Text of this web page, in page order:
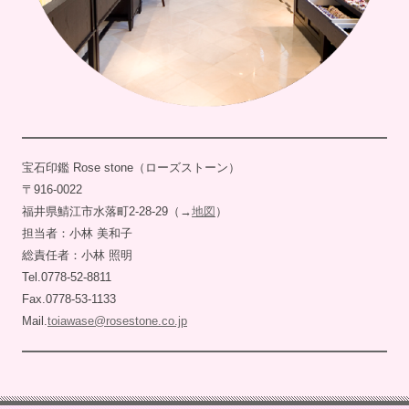
宝石印鑑 Rose stone（ローズストーン）
〒916-0022
福井県鯖江市水落町2-28-29（→地図 ）
担当者：小林 美和子
総責任者：小林 照明
Tel.0778-52-8811
Fax.0778-53-1133
Mail. toiawase@rosestone.co.jp